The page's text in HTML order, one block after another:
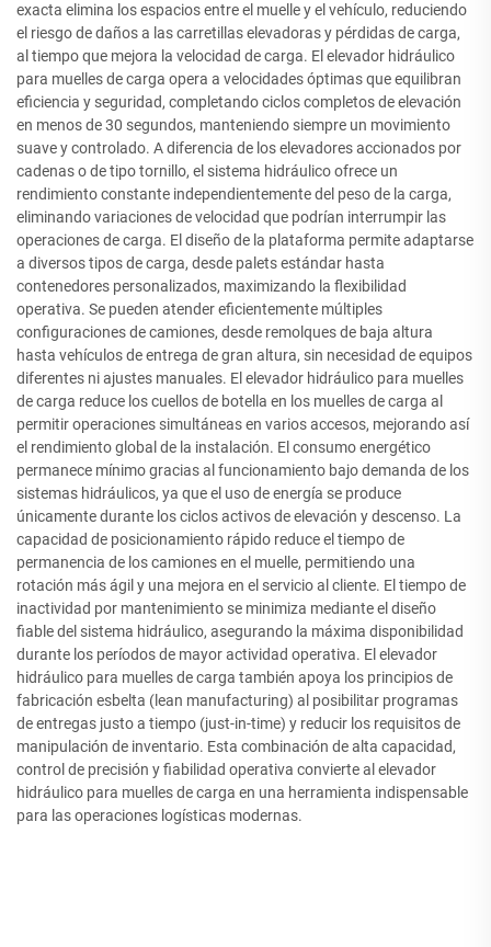
exacta elimina los espacios entre el muelle y el vehículo, reduciendo
el riesgo de daños a las carretillas elevadoras y pérdidas de carga,
al tiempo que mejora la velocidad de carga. El elevador hidráulico
para muelles de carga opera a velocidades óptimas que equilibran
eficiencia y seguridad, completando ciclos completos de elevación
en menos de 30 segundos, manteniendo siempre un movimiento
suave y controlado. A diferencia de los elevadores accionados por
cadenas o de tipo tornillo, el sistema hidráulico ofrece un
rendimiento constante independientemente del peso de la carga,
eliminando variaciones de velocidad que podrían interrumpir las
operaciones de carga. El diseño de la plataforma permite adaptarse
a diversos tipos de carga, desde palets estándar hasta
contenedores personalizados, maximizando la flexibilidad
operativa. Se pueden atender eficientemente múltiples
configuraciones de camiones, desde remolques de baja altura
hasta vehículos de entrega de gran altura, sin necesidad de equipos
diferentes ni ajustes manuales. El elevador hidráulico para muelles
de carga reduce los cuellos de botella en los muelles de carga al
permitir operaciones simultáneas en varios accesos, mejorando así
el rendimiento global de la instalación. El consumo energético
permanece mínimo gracias al funcionamiento bajo demanda de los
sistemas hidráulicos, ya que el uso de energía se produce
únicamente durante los ciclos activos de elevación y descenso. La
capacidad de posicionamiento rápido reduce el tiempo de
permanencia de los camiones en el muelle, permitiendo una
rotación más ágil y una mejora en el servicio al cliente. El tiempo de
inactividad por mantenimiento se minimiza mediante el diseño
fiable del sistema hidráulico, asegurando la máxima disponibilidad
durante los períodos de mayor actividad operativa. El elevador
hidráulico para muelles de carga también apoya los principios de
fabricación esbelta (lean manufacturing) al posibilitar programas
de entregas justo a tiempo (just-in-time) y reducir los requisitos de
manipulación de inventario. Esta combinación de alta capacidad,
control de precisión y fiabilidad operativa convierte al elevador
hidráulico para muelles de carga en una herramienta indispensable
para las operaciones logísticas modernas.